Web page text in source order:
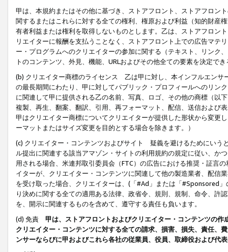
甲は、本規約またはその他に基づき、ストアフロント、ストアフロン
関するまたはこれらに対する全ての権利、権原および利益（知的財産
有者利益または権利を取得しないものとします。乙は、ストアフロン
リエイターに報酬を支払うことなく、ストアフロント上での広告マテ
ー・プログラムへのクリエイターの参加に関する（テキスト、リンク
トのコンテンツ、外見、機能、URLおよびその他全ての要素を決定で
(b) クリエイター商標のライセンス 乙は甲に対し、本インフルエンサ
の最長期間にわたり、甲に対してパブリック・プロフィールへのリン
に関連して甲に提供される乙の名前、写真、ロゴ、その他の商標（以
複製、再生、翻案、翻訳、引用、再フォーマット、配信、送信および
甲はクリエイター商標についてクリエイターが提供した形状から変更
ーマットまたはサイズ変更を目的とする場合を除きます。）
(c) クリエイター・コンテンツおよびサイト 疑義を避けるためにいう
ル提出に関連する該当アマゾン・サイトの利用規約の規定に従い、か
用される場合、米連邦取引委員会（FTC）の広告における推奨・証言
イターが、クリエイター・コンテンツに関連して他の製造業者、配信
を受け取った場合、クリエイターは、(「#Ad」または「#Sponsored
り決めに関する全ての適用ある法律、政省令、規則、規制、命令、許
を、開示に関連するものを含めて、遵守する責任も負います。
(d) 免責 甲は、ストアフロントおよびクリエイター・コンテンツの
クリエイター・コンテンツに対する全ての請求、損害、損失、責任、
ンサーならびに甲およびこれら各社の従業員、役員、取締役および代